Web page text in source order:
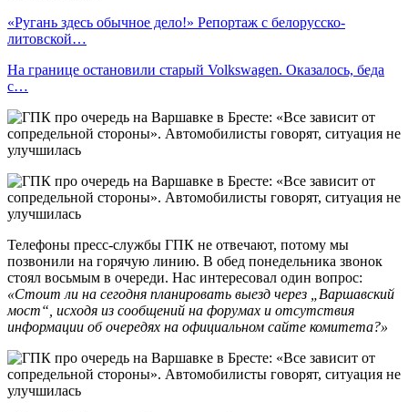
«Ругань здесь обычное дело!» Репортаж с белорусско-
литовской…
На границе остановили старый Volkswagen. Оказалось, беда
с…
Телефоны пресс-службы ГПК не отвечают, потому мы
позвонили на горячую линию. В обед понедельника звонок
стоял восьмым в очереди. Нас интересовал один вопрос:
«Стоит ли на сегодня планировать выезд через „Варшавский
мост“, исходя из сообщений на форумах и отсутствия
информации об очередях на официальном сайте комитета?»